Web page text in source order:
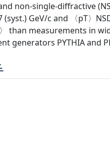
non-single-diffractive
GeV/c and 〈pT〉
than measurements in
PYTHIA and